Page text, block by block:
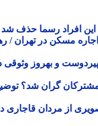
افراد رسما حذف شد
اجاره مسکن در تهران /
و بهروز وثوقی در
گران شد؟ توضیح
از مردان قاجاری در